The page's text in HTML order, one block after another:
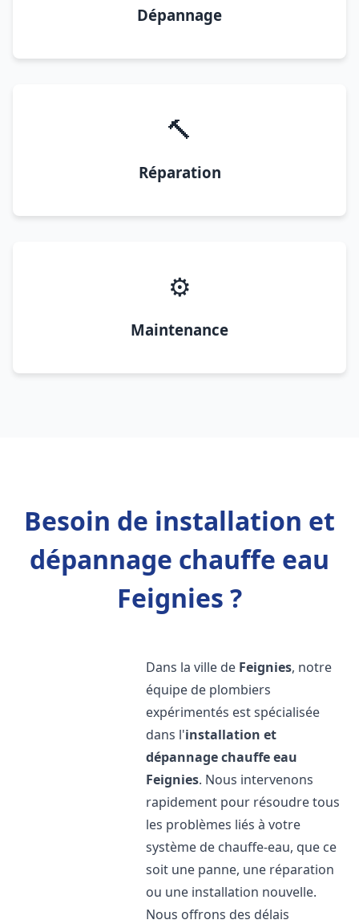
Dépannage
🔨
Réparation
⚙️
Maintenance
Besoin de installation et
dépannage chauffe eau
Feignies ?
Dans la ville de Feignies, notre
équipe de plombiers
expérimentés est spécialisée
dans l'installation et
dépannage chauffe eau
Feignies. Nous intervenons
rapidement pour résoudre tous
les problèmes liés à votre
système de chauffe-eau, que ce
soit une panne, une réparation
ou une installation nouvelle.
Nous offrons des délais